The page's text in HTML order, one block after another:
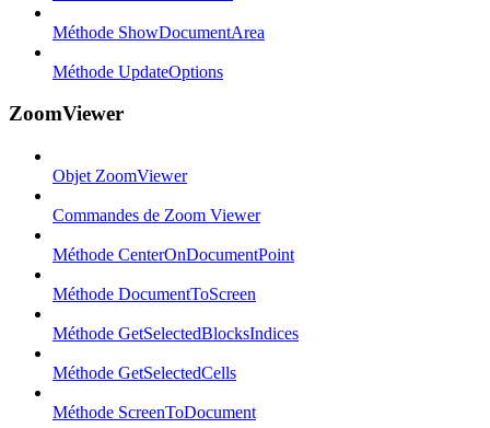
Méthode ShowDocumentArea
Méthode UpdateOptions
ZoomViewer
Objet ZoomViewer
Commandes de Zoom Viewer
Méthode CenterOnDocumentPoint
Méthode DocumentToScreen
Méthode GetSelectedBlocksIndices
Méthode GetSelectedCells
Méthode ScreenToDocument